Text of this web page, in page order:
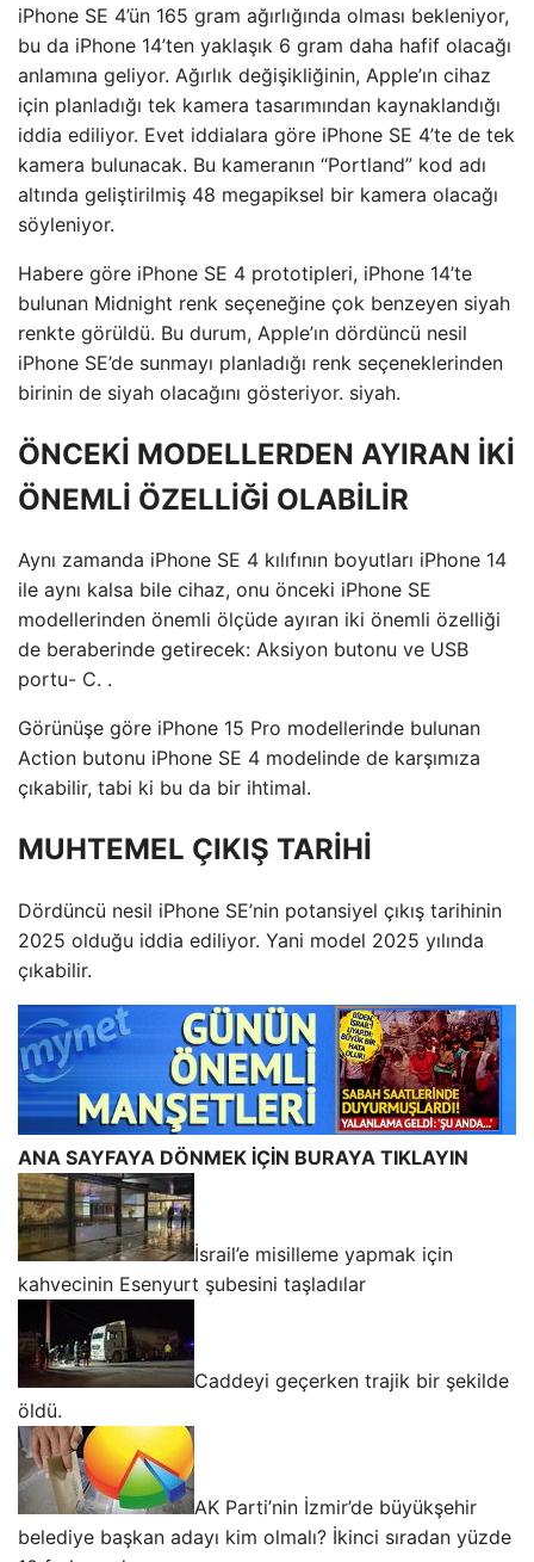
iPhone SE 4’ün 165 gram ağırlığında olması bekleniyor,
bu da iPhone 14’ten yaklaşık 6 gram daha hafif olacağı
anlamına geliyor. Ağırlık değişikliğinin, Apple’ın cihaz
için planladığı tek kamera tasarımından kaynaklandığı
iddia ediliyor. Evet iddialara göre iPhone SE 4’te de tek
kamera bulunacak. Bu kameranın “Portland” kod adı
altında geliştirilmiş 48 megapiksel bir kamera olacağı
söyleniyor.
Habere göre iPhone SE 4 prototipleri, iPhone 14’te
bulunan Midnight renk seçeneğine çok benzeyen siyah
renkte görüldü. Bu durum, Apple’ın dördüncü nesil
iPhone SE’de sunmayı planladığı renk seçeneklerinden
birinin de siyah olacağını gösteriyor. siyah.
ÖNCEKİ MODELLERDEN AYIRAN İKİ
ÖNEMLİ ÖZELLİĞİ OLABİLİR
Aynı zamanda iPhone SE 4 kılıfının boyutları iPhone 14
ile aynı kalsa bile cihaz, onu önceki iPhone SE
modellerinden önemli ölçüde ayıran iki önemli özelliği
de beraberinde getirecek: Aksiyon butonu ve USB
portu- C. .
Görünüşe göre iPhone 15 Pro modellerinde bulunan
Action butonu iPhone SE 4 modelinde de karşımıza
çıkabilir, tabi ki bu da bir ihtimal.
MUHTEMEL ÇIKIŞ TARİHİ
Dördüncü nesil iPhone SE’nin potansiyel çıkış tarihinin
2025 olduğu iddia ediliyor. Yani model 2025 yılında
çıkabilir.
ANA SAYFAYA DÖNMEK İÇİN BURAYA TIKLAYIN
İsrail’e misilleme yapmak için
kahvecinin Esenyurt şubesini taşladılar
Caddeyi geçerken trajik bir şekilde
öldü.
AK Parti’nin İzmir’de büyükşehir
belediye başkan adayı kim olmalı? İkinci sıradan yüzde